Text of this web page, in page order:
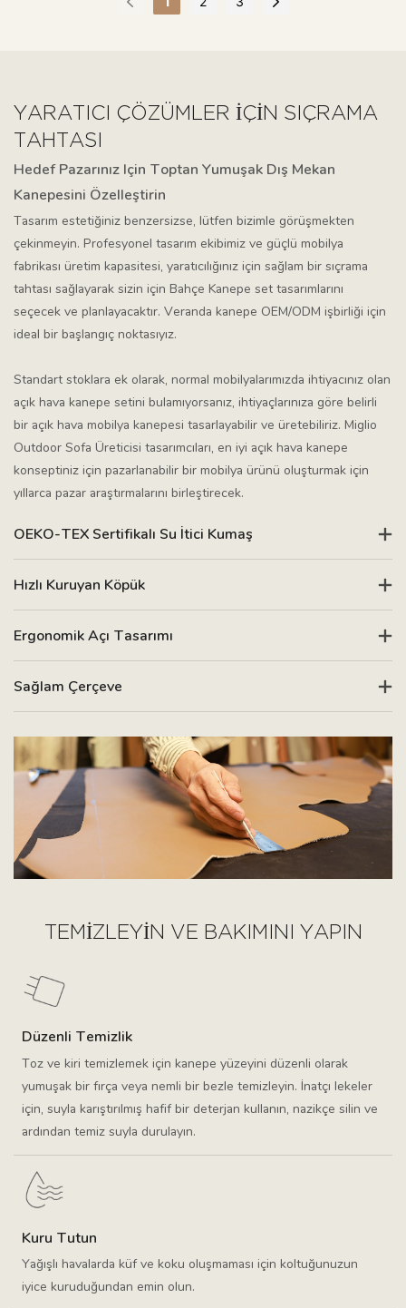
YARATICI ÇÖZÜMLER IÇIN SIÇRAMA
TAHTASI
Hedef Pazarınız Için Toptan Yumuşak Dış Mekan
Kanepesini Özelleştirin
Tasarım estetiğiniz benzersizse, lütfen bizimle görüşmekten
çekinmeyin. Profesyonel tasarım ekibimiz ve güçlü mobilya
fabrikası üretim kapasitesi, yaratıcılığınız için sağlam bir sıçrama
tahtası sağlayarak sizin için Bahçe Kanepe set tasarımlarını
seçecek ve planlayacaktır. Veranda kanepe OEM/ODM işbirliği için
ideal bir başlangıç ​​noktasıyız.
Standart stoklara ek olarak, normal mobilyalarımızda ihtiyacınız olan
açık hava kanepe setini bulamıyorsanız, ihtiyaçlarınıza göre belirli
bir açık hava mobilya kanepesi tasarlayabilir ve üretebiliriz. Miglio
Outdoor Sofa Üreticisi tasarımcıları, en iyi açık hava kanepe
konseptiniz için pazarlanabilir bir mobilya ürünü oluşturmak için
yıllarca pazar araştırmalarını birleştirecek.
OEKO-TEX Sertifikalı Su İtici Kumaş
Hızlı Kuruyan Köpük
Ergonomik Açı Tasarımı
Sağlam Çerçeve
TEMIZLEYIN VE BAKIMINI YAPIN
Düzenli Temizlik
Toz ve kiri temizlemek için kanepe yüzeyini düzenli olarak
yumuşak bir fırça veya nemli bir bezle temizleyin. İnatçı lekeler
için, suyla karıştırılmış hafif bir deterjan kullanın, nazikçe silin ve
ardından temiz suyla durulayın.
Kuru Tutun
Yağışlı havalarda küf ve koku oluşmaması için koltuğunuzun
iyice kuruduğundan emin olun.